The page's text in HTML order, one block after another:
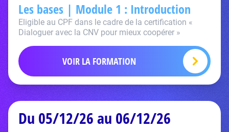
Les bases | Module 1 : Introduction
Eligible au CPF dans le cadre de la certification «
Dialoguer avec la CNV pour mieux coopérer »
VOIR LA FORMATION
Du 05/12/26 au 06/12/26